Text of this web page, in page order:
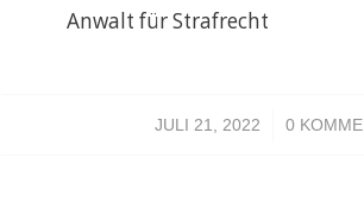
Anwalt für Strafrecht
JULI 21, 2022
/ 0 /